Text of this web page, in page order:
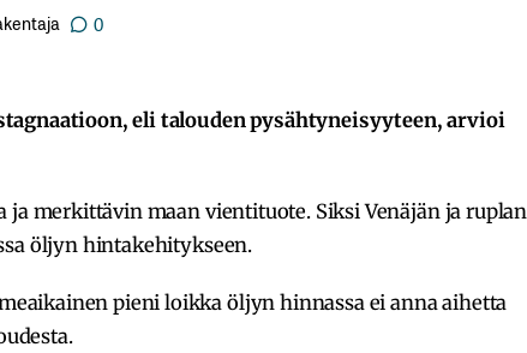
0
eli talouden pysähtyneisyyteen, arvioi
ja merkittävin maan vientituote. Siksi Venäjän ja ruplan
öljyn hintakehitykseen.
pieni loikka öljyn hinnassa ei anna aihetta